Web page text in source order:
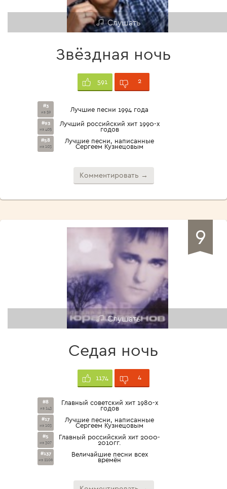
Слушать
Звёздная ночь
591 2
#3
из 59 Лучшие песни 1994 года
#93
из 405
Лучший российский хит 1990-х
годов
#58
из 103
Лучшие песни, написанные
Сергеем Кузнецовым
Комментировать →
9
Слушать
Седая ночь
1174 4
#8
из 143
Главный советский хит 1980-х
годов
#17
из 103
Лучшие песни, написанные
Сергеем Кузнецовым
#5
из 307
Главный российский хит 2000-
2010гг.
#137
из 2106
Величайшие песни всех
времён